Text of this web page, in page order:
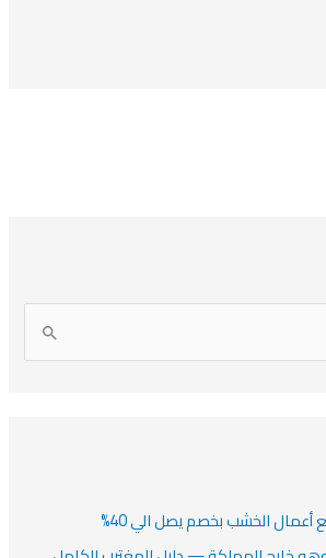
أعمال الخشب بخصم يصل الي 40%